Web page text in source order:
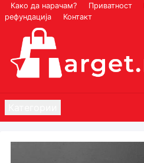
Како да нарачам? Приватност
рефундација
Контакт